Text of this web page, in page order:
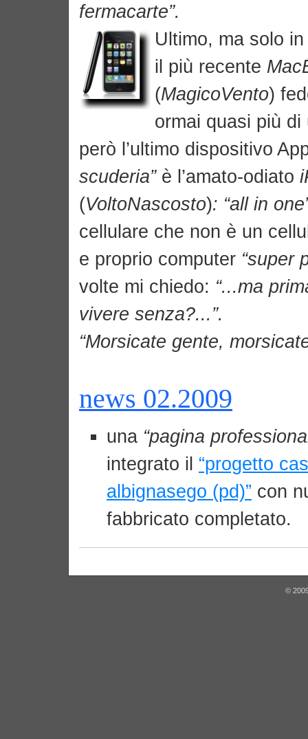
fermacarte”.
Ultimo, ma solo
il più recente
(MagicoVento)
ormai quasi più
però l’ultimo dispositivo
scuderia”è l’amato-odiato
(VoltoNascosto): “all in
cellulare che non è un
e proprio computer “super
volte mi chiedo: “...ma
vivere senza?...”.
“Morsicate gente,
news 02.2009
una “pagina
integrato il “progetto
albignasego (pd)” con
fabbricato completato.
©